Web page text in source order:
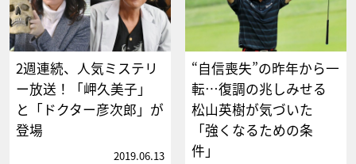
2週連続、人気ミステリ
ー放送！「岬久美子」
と「ドクター彦次郎」が
登場
2019.06.13
“自信喪失”の昨年から一
転…復調の兆しみせる
松山英樹が気づいた
「強くなるための条
件」